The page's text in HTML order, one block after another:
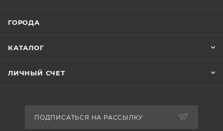
ГОРОДА
КАТАЛОГ
ЛИЧНЫЙ СЧЕТ
ПОДПИСАТЬСЯ НА РАССЫЛКУ